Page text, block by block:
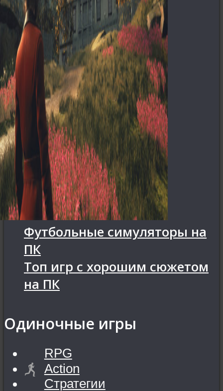
Футбольные симуляторы на
ПК
Топ игр с хорошим сюжетом
на ПК
Одиночные игры
RPG
Action
Стратегии